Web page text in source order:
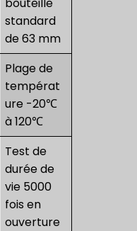
standard
de 63 mm
Plage de
températ
ure -20℃
à 120℃
Test de
durée de
vie 5000
fois en
ouverture